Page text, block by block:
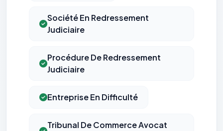
Société En Redressement
Judiciaire
Procédure De Redressement
Judiciaire
Entreprise En Difficulté
Tribunal De Commerce Avocat